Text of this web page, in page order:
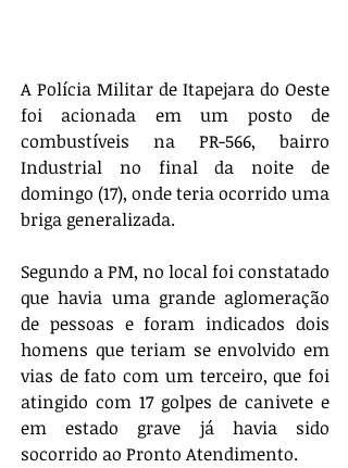
A Polícia Militar de Itapejara do Oeste
foi acionada em um posto de
combustíveis na PR-566, bairro
Industrial no final da noite de
domingo (17), onde teria ocorrido uma
briga generalizada.
Segundo a PM, no local foi constatado
que havia uma grande aglomeração
de pessoas e foram indicados dois
homens que teriam se envolvido em
vias de fato com um terceiro, que foi
atingido com 17 golpes de canivete e
em estado grave já havia sido
socorrido ao Pronto Atendimento.